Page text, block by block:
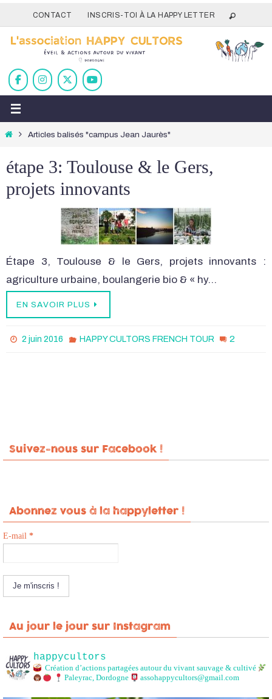
vers
contenu
CONTACT INSCRIS-TOI À LA HAPPY LETTER
HomeArticles balisés "campus Jean Jaurès"
étape 3: Toulouse & le Gers,
projets innovants
Étape 3, Toulouse & le Gers, projets innovants :
agriculture urbaine, boulangerie bio & « hy…
EN SAVOIR PLUS
2 juin 2016 HAPPY CULTORS FRENCH TOUR 2
Suivez-nous sur Facebook !
Abonnez vous à la happyletter !
E-mail *
Au jour le jour sur Instagram
happycultors
Création d’actions partagées autour du vivant sauvage & cultivé
Paleyrac, Dordogne
assohappycultors@gmail.com